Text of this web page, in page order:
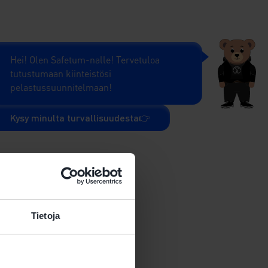
Tietoja
vaaratiedote ja miten silloin
Hei! Olen Safetum-nalle! Tervetuloa
tutustumaan kiinteistösi
pelastussuunnitelmaan!
Kysy minulta turvallisuudesta👉